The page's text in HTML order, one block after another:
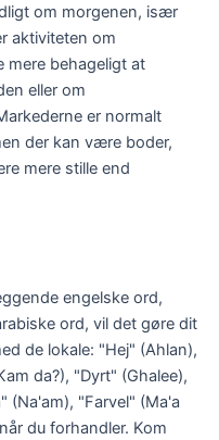
om morgenen, især
aktiviteten om
behageligt at
eller om
er normalt
der kan være boder,
mere stille end
engelske ord,
ord, vil det gøre dit
de lokale: "Hej" (Ahlan),
da?), "Dyrt" (Ghalee),
(Na'am), "Farvel" (Ma'a
du forhandler. Kom